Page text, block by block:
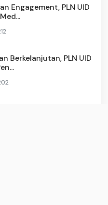
Engagement, PLN UID
Berkelanjutan, PLN UID